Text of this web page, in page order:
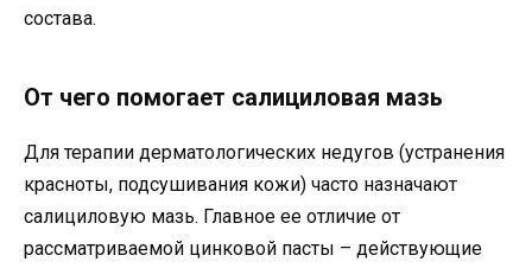
состава.
От чего помогает салициловая мазь
Для терапии дерматологических недугов (устранения
красноты, подсушивания кожи) часто назначают
салициловую мазь. Главное ее отличие от
рассматриваемой цинковой пасты – действующие